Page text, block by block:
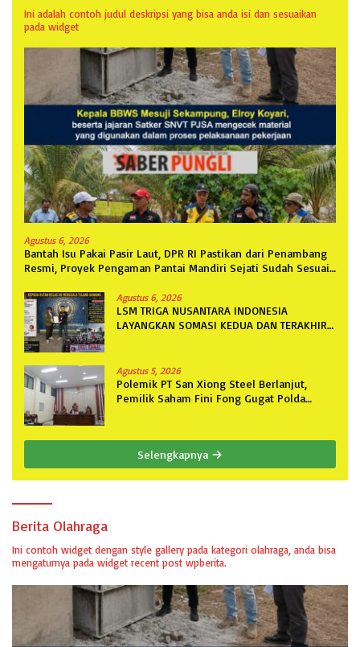
Ini adalah contoh judul deskripsi yang bisa anda isi dan sesuaikan
pada widget
Agustus 6, 2026
Bantah Isu Pakai Pasir Laut, DPR RI Pastikan dari Penambang
Resmi, Proyek Pengaman Pantai Mandiri Sejati Sudah Sesuai
Agustus 6, 2026
LSM TRIGA NUSANTARA INDONESIA
LAYANGKAN SOMASI KEDUA DAN TERAKHIR
Agustus 5, 2026
Polemik PT San Xiong Steel Berlanjut,
Pemilik Saham Fini Fong Gugat Polda
Selengkapnya
Berita Olahraga
Ini contoh widget dengan style gallery pada kategori olahraga, anda bisa
mengaturnya pada widget recent post wpberita.